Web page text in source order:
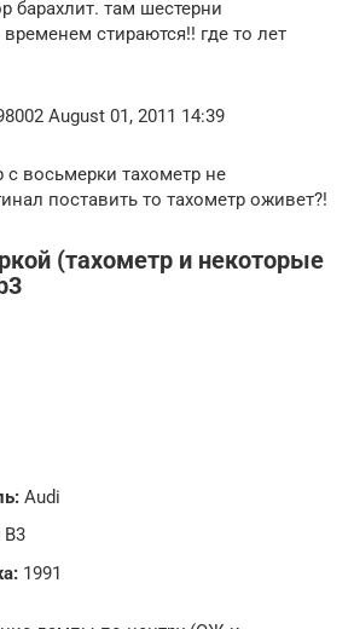
барахлит. там шестерни
стираются!! где то лет
August 01, 2011 14:39
восьмерки тахометр не
поставить то тахометр оживет?!
(тахометр и некоторые
Audi
B3
1991